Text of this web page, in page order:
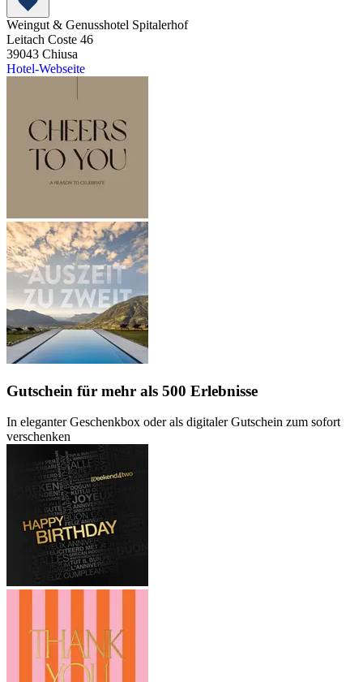
Weingut & Genusshotel Spitalerhof
Leitach Coste 46
39043 Chiusa
Hotel-Webseite
Gutschein für mehr als 500 Erlebnisse
In eleganter Geschenkbox oder als digitaler Gutschein zum sofort
verschenken